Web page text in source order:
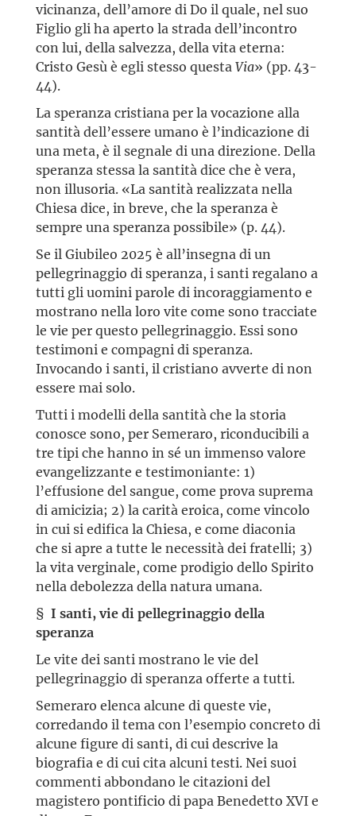
vicinanza, dell’amore di Do il quale, nel suo
Figlio gli ha aperto la strada dell’incontro
con lui, della salvezza, della vita eterna:
Cristo Gesù è egli stesso questaVia» (pp. 43-
44).
La speranza cristiana per la vocazione alla
santità dell’essere umano è l’indicazione di
una meta, è il segnale di una direzione. Della
speranza stessa la santità dice che è vera,
non illusoria. «La santità realizzata nella
Chiesa dice, in breve, che la speranza è
sempre una speranza possibile» (p. 44).
Se il Giubileo 2025 è all’insegna di un
pellegrinaggio di speranza, i santi regalano a
tutti gli uomini parole di incoraggiamento e
mostrano nella loro vite come sono tracciate
le vie per questo pellegrinaggio. Essi sono
testimoni e compagni di speranza.
Invocando i santi, il cristiano avverte di non
essere mai solo.
Tutti i modelli della santità che la storia
conosce sono, per Semeraro, riconducibili a
tre tipi che hanno in sé un immenso valore
evangelizzante e testimoniante: 1)
l’effusione del sangue, come prova suprema
di amicizia; 2) la carità eroica, come vincolo
in cui si edifica la Chiesa, e come diaconia
che si apre a tutte le necessità dei fratelli; 3)
la vita verginale, come prodigio dello Spirito
nella debolezza della natura umana.
§ I santi, vie di pellegrinaggio della
speranza
Le vite dei santi mostrano le vie del
pellegrinaggio di speranza offerte a tutti.
Semeraro elenca alcune di queste vie,
corredando il tema con l’esempio concreto di
alcune figure di santi, di cui descrive la
biografia e di cui cita alcuni testi. Nei suoi
commenti abbondano le citazioni del
magistero pontificio di papa Benedetto XVI e